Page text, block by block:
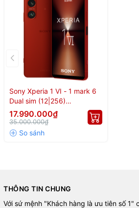
Sony Xperia 1 VI - 1 mark 6
Dual sim (12|256)
Snapdragon 8 Gen 3
17.990.000₫
35.000.000₫
THÔNG TIN CHUNG
Với sứ mệnh "Khách hàng là ưu tiên số 1"